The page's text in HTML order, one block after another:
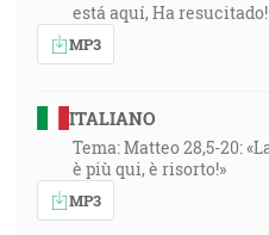
está aquí, Ha
MP3
ITALIANO
Tema: Matteo 28,5-20:
è più qui, è risorto!»
MP3